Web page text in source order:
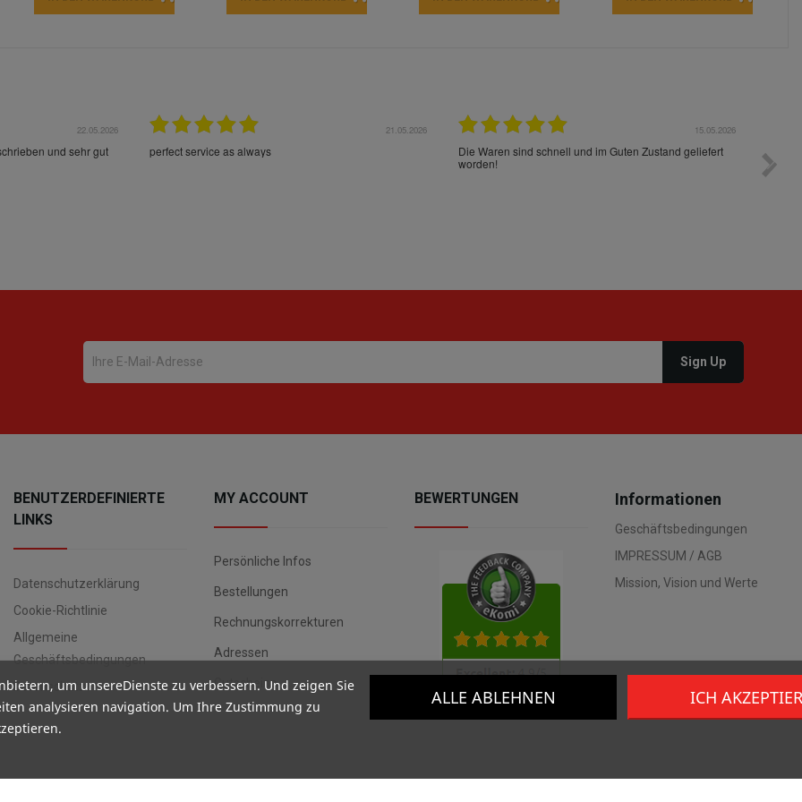
22.05.2026
und sehr gut
21.05.2026
perfect service as always
15.05.2026
Die Waren sind schnell und im Guten Zustand geliefert
worden!
BENUTZERDEFINIERTE
LINKS
Datenschutzerklärung
Cookie-Richtlinie
Allgemeine
Geschäftsbedingungen
Datenschutz
MY ACCOUNT
Persönliche Infos
Bestellungen
Rechnungskorrekturen
Adressen
Gutscheine
BEWERTUNGEN Informationen
Geschäftsbedingungen
IMPRESSUM / AGB
Mission, Vision und Werte
um unsereDienste zu verbessern. Und zeigen Sie
analysieren navigation. Um Ihre Zustimmung zu
ALLE ABLEHNEN ICH